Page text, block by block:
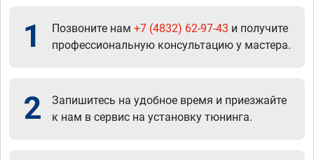
1 Позвоните нам +7 (4832) 62-97-43 и получите
профессиональную консультацию у мастера.
2
Запишитесь на удобное время и приезжайте
к нам в сервис на установку тюнинга.